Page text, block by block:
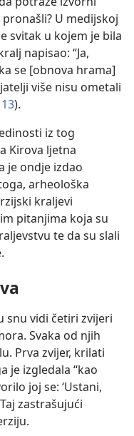
U medijskoj
svitak u kojem je bila
napisao: “Ja,
se [obnova hrama]
više nisu ometali
).
iz tog
Kirova ljetna
je ondje izdao
arheološka
kraljevi
pitanjima koja su
te da su slali
snu vidi četiri zvijeri
Svaka od njih
Prva zvijer, krilati
je izgledala “kao
joj se: ‘Ustani,
zastrašujući